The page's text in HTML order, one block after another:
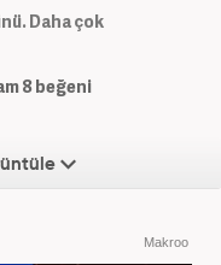
Daha çok
8beğeni
Makroo